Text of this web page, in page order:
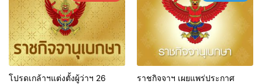
โปรดเกล้าฯแต่งตั้งผู้ว่าฯ 26
ราชกิจจาฯ เผยแพร่ประกาศ